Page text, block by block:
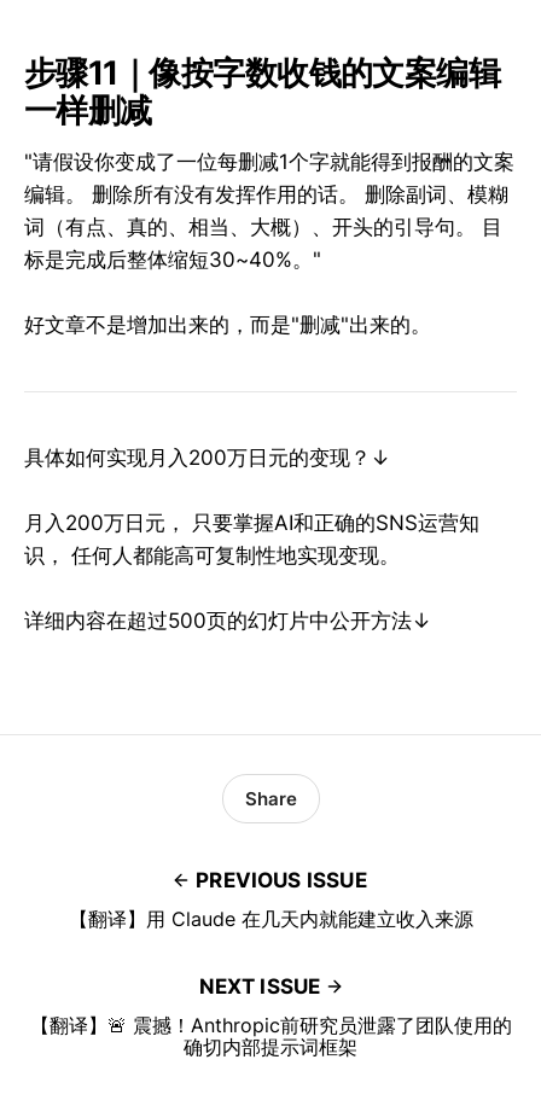
步骤11｜像按字数收钱的文案编辑
一样删减
"请假设你变成了一位每删减1个字就能得到报酬的文案
编辑。 删除所有没有发挥作用的话。 删除副词、模糊
词（有点、真的、相当、大概）、开头的引导句。 目
标是完成后整体缩短30~40%。"
好文章不是增加出来的，而是"删减"出来的。
具体如何实现月入200万日元的变现？↓
月入200万日元， 只要掌握AI和正确的SNS运营知
识， 任何人都能高可复制性地实现变现。
详细内容在超过500页的幻灯片中公开方法↓
PREVIOUS ISSUE
【翻译】用 Claude 在几天内就能建立收入来源
Share
NEXT ISSUE
【翻译】🚨 震撼！Anthropic前研究员泄露了团队使用的
确切内部提示词框架